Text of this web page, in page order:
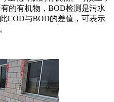
的有机物，BOD检测是污水
COD与BOD的差值，可表示